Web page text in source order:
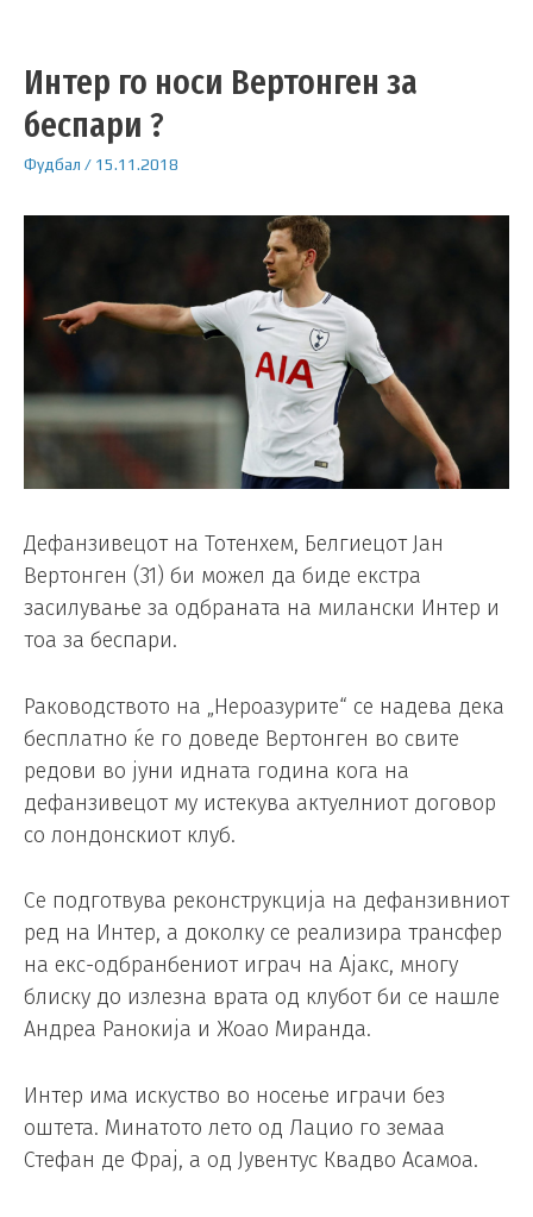
Интер го носи Вертонген за
беспари ?
Фудбал / 15.11.2018
Дефанзивецот на Тотенхем, Белгиецот Јан
Вертонген (31) би можел да биде екстра
засилување за одбраната на милански Интер и
тоа за беспари.
Раководството на „Нероазурите“ се надева дека
бесплатно ќе го доведе Вертонген во свите
редови во јуни идната година кога на
дефанзивецот му истекува актуелниот договор
со лондонскиот клуб.
Се подготвува реконструкција на дефанзивниот
ред на Интер, а доколку се реализира трансфер
на екс-одбранбениот играч на Ајакс, многу
блиску до излезна врата од клубот би се нашле
Андреа Ранокија и Жоао Миранда.
Интер има искуство во носење играчи без
оштета. Минатото лето од Лацио го земаа
Стефан де Фрај, а од Јувентус Квадво Асамоа.